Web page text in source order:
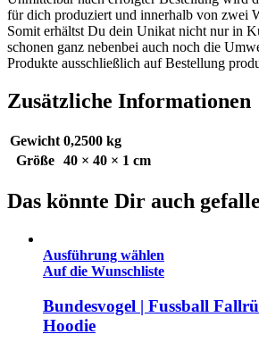
für dich produziert und innerhalb von zwei
Somit erhältst Du dein Unikat nicht nur in
schonen ganz nebenbei auch noch die
Produkte ausschließlich auf Bestellung
Zusätzliche Informationen
Gewicht 0,2500 kg
Größe
40 × 40 × 1 cm
Das könnte Dir auch
Ausführung wählen
Auf die Wunschliste
Bundesvogel | Fussball
Hoodie